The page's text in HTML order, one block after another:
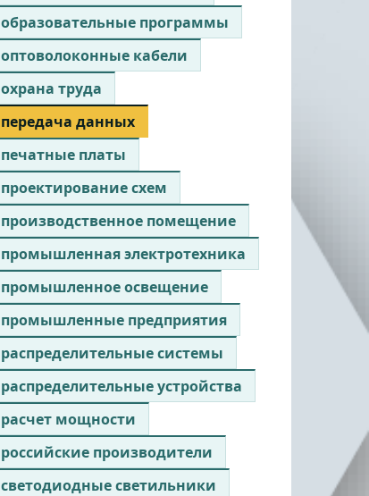
образовательные программы
оптоволоконные кабели
охрана труда
передача данных
печатные платы
проектирование схем
производственное помещение
промышленная электротехника
промышленное освещение
промышленные предприятия
распределительные системы
распределительные устройства
расчет мощности
российские производители
светодиодные светильники